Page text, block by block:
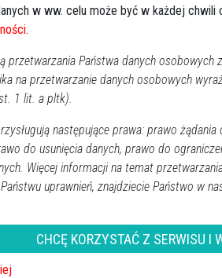
życie w tragicznych okolicznościach.
hołd dla
2025-12-30 15:47
W miniony weekend w halach
halowej, który jest wzruszającym
który na trwałe zapisał się w historii
w ww. celu może być w każdej
.
przetwarzania Państwa danych
na przetwarzanie danych osobowych
1 lit. a pltk).
następujące prawa: prawo
do usunięcia danych, prawo do
Więcej informacji na temat
uprawnień, znajdziecie Państwo w
CHCĘ KORZYSTAĆ Z SERWISU I